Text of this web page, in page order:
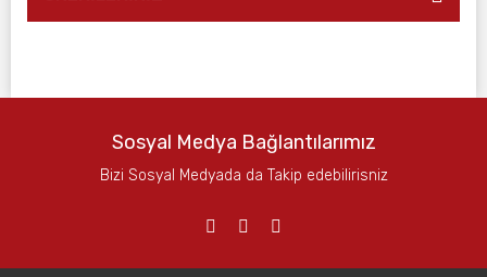
Sosyal Medya Bağlantılarımız
Bizi Sosyal Medyada da Takip edebilirisniz